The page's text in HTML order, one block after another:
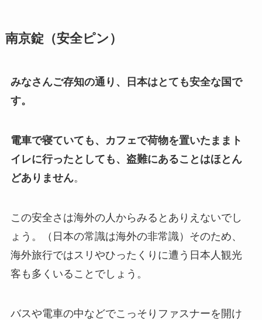
南京錠（安全ピン）
みなさんご存知の通り、日本はとても安全な国で
す。
電車で寝ていても、カフェで荷物を置いたままト
イレに行ったとしても、盗難にあることはほとん
どありません。
この安全さは海外の人からみるとありえないでし
ょう。（日本の常識は海外の非常識）そのため、
海外旅行ではスリやひったくりに遭う日本人観光
客も多くいることでしょう。
バスや電車の中などでこっそりファスナーを開け